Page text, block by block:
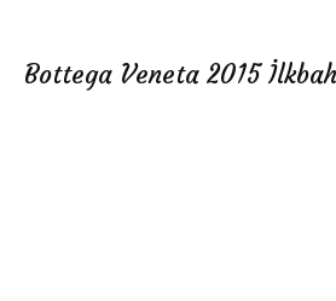
Bottega Veneta 2015